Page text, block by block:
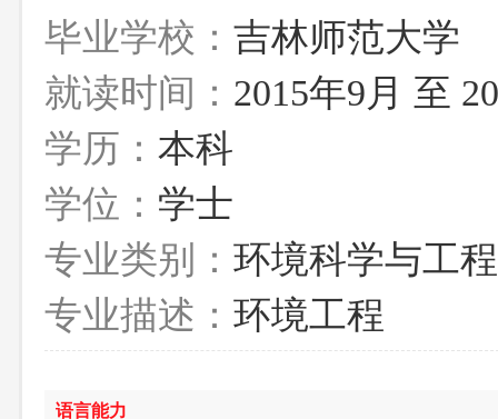
毕业学校： 吉林师范大学
就读时间： 2015年9月 至
学历： 本科
学位： 学士
专业类别： 环境科学与工程
专业描述： 环境工程
语言能力